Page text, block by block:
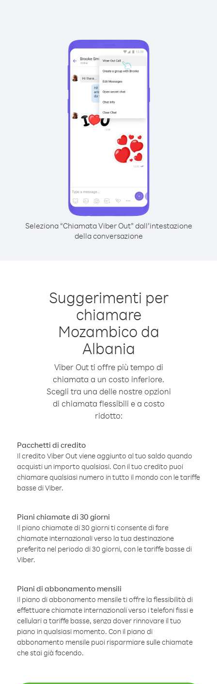
Seleziona “Chiamata Viber Out” dall’intestazione
della conversazione
Suggerimenti per
chiamare
Mozambico da
Albania
Viber Out ti offre più tempo di
chiamata a un costo inferiore.
Scegli tra una delle nostre opzioni
di chiamata flessibili e a costo
ridotto:
Pacchetti di credito
Il credito Viber Out viene aggiunto al tuo saldo quando
acquisti un importo qualsiasi. Con il tuo credito puoi
chiamare qualsiasi numero in tutto il mondo con le tariffe
basse di Viber.
Piani chiamate di 30 giorni
Il piano chiamate di 30 giorni ti consente di fare
chiamate internazionali verso la tua destinazione
preferita nel periodo di 30 giorni, con le tariffe basse di
Viber.
Piani di abbonamento mensili
Il piano di abbonamento mensile ti offre la flessibilità di
effettuare chiamate internazionali verso i telefoni fissi e
cellulari a tariffe basse, senza dover rinnovare il tuo
piano in qualsiasi momento. Con il piano di
abbonamento mensile puoi risparmiare sulle chiamate
che stai già facendo.